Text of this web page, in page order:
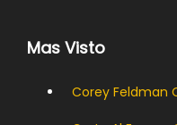
Mas Visto
Corey Feldman